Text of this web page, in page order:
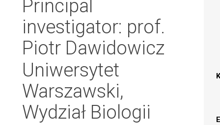
Principal
investigator: prof.
Piotr Dawidowicz
Uniwersytet
Warszawski,
Wydział Biologii